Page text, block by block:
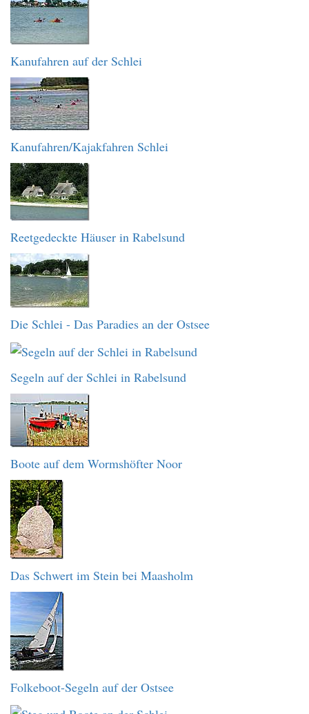
Kanufahren auf der Schlei
Kanufahren/Kajakfahren Schlei
Reetgedeckte Häuser in Rabelsund
Die Schlei - Das Paradies an der Ostsee
Segeln auf der Schlei in Rabelsund
Boote auf dem Wormshöfter Noor
Das Schwert im Stein bei Maasholm
Folkeboot-Segeln auf der Ostsee